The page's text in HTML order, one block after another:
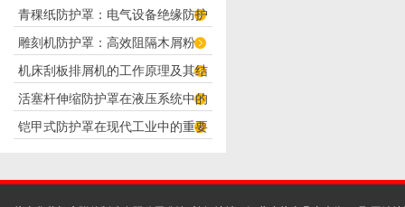
青稞纸防护罩：电气设备绝缘防护
专用方案
雕刻机防护罩：高效阻隔木屑粉
尘，守护设备精度与安全
机床刮板排屑机的工作原理及其结
构分析
活塞杆伸缩防护罩在液压系统中的
应用
铠甲式防护罩在现代工业中的重要